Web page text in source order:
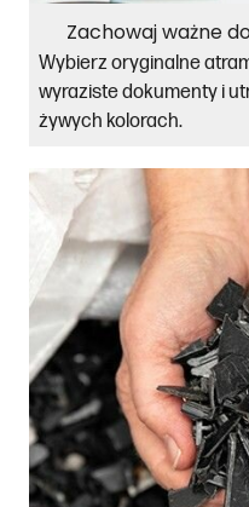
Zachowaj ważne
Wybierz oryginalne
wyraziste dokumenty i
żywych kolorach.